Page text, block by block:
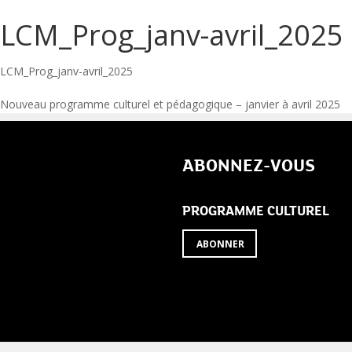
LCM_Prog_janv-avril_2025
LCM_Prog_janv-avril_2025
Navigation
Nouveau programme culturel et pédagogique – janvier à avril 2025
ABONNEZ-VOUS
PROGRAMME CULTUREL
ABONNER